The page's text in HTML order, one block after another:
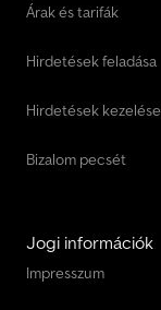
Árak és tarifák
Hirdetések feladása
Hirdetések kezelése
Bizalom pecsét
Jogi információk
Impresszum